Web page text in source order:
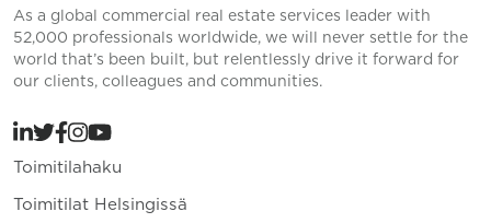
As a global commercial real estate services leader with
52,000 professionals worldwide, we will never settle for the
world that’s been built, but relentlessly drive it forward for
our clients, colleagues and communities.
Toimitilahaku
Toimitilat Helsingissä